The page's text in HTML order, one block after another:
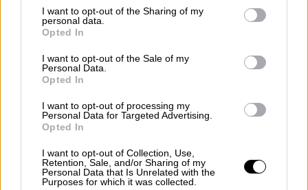
not limited to your visit or usage behaviour. You may click to
grant or deny consent to Google and its third-party tags to
use your data for below specified purposes in below Google
consent section.
I want to opt-out of the Sharing of my
personal data.
Opted In
I want to opt-out of the Sale of my
Personal Data.
Opted In
I want to opt-out of processing my
Personal Data for Targeted Advertising.
Opted In
I want to opt-out of Collection, Use,
Retention, Sale, and/or Sharing of my
Personal Data that Is Unrelated with the
Purposes for which it was collected.
🇬🇷 is completing the first phase of
its humanitarian assistance to
Consistent with its role as a pillar of
stability in the Eastern
Mediterranean, Greece stands firmly
alongside the Lebanese Government
Flash Appeal with concrete…
pic.twitter.com/bxMwREKblf